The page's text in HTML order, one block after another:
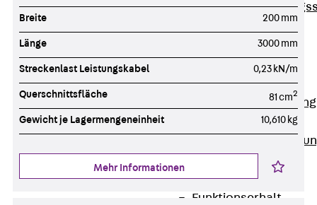
Wireless Charging
SystemPLUS
Anwendungsgebiete
Industrieanlagen
Bodengeführte
Rechenzentrum
Tunnel
Funktionserhalt
Breite 200 mm
Länge 3000 mm
Streckenlast Leistungskabel 0,23 kN/m
Querschnittsfläche 81 cm2
Gewicht je Lagermengeneinheit 10,610 kg
Mehr Informationen